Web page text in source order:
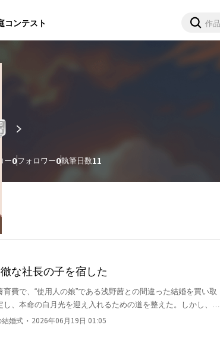
コンテスト
ー0フォロワー0執筆日数11
な社長の子を宿した
費で、“使用人の娘”である浅野茜との間違った結婚を買い取
、本命の白月光を迎え入れるための道を整えた。しかし、彼
静かに夕食を用意し、彼の視界の背景に過ぎなかったその妻
婚式 ・ 2026年06月19日 01:05